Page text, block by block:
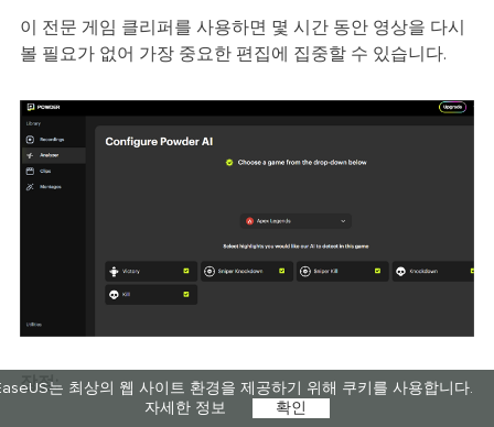
는 최상의 웹 사이트 환경을 제공하기 위해 쿠키를 사용합니다.
자세한 정보
확인
이 전문 게임 클리퍼를 사용하면 몇 시간 동안 영상을 다시
볼 필요가 없어 가장 중요한 편집에 집중할 수 있습니다.
장점: